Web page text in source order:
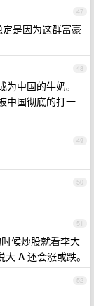
47
是因为这群富豪
48
中国的牛奶。
中国彻底的打一
49
50
51
候炒股就看李大
A 还会涨或跌。
52